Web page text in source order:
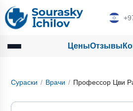
ЦеныОтзывы
Сураски Врачи Профессор Цви